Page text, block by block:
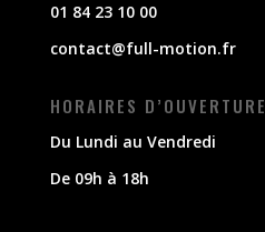
01 84 23 10 00
contact@full-motion.fr
HORAIRES D’OUVERTURE
Du Lundi au Vendredi
De 09h à 18h